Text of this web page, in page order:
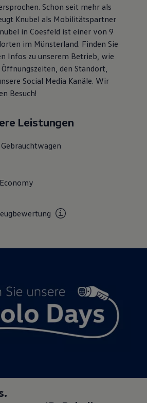
Zubehör
und Pflege
und Elektronik
und Ladekabel
für Ihr Modell finden
Apps, Login und Shop
und Fahrzeug verbinden
für Software, Karten und Radio
und Kontrollleuchten
Betriebsanleitung
Schon seit mehr als
Knubel als Mobilitätspartner
in Coesfeld ist einer von 9
im Münsterland. Finden Sie
Infos zu unserem Betrieb, wie
den Standort,
Social Media Kanäle. Wir
Besuch!
Leistungen
Gebrauchtwagen